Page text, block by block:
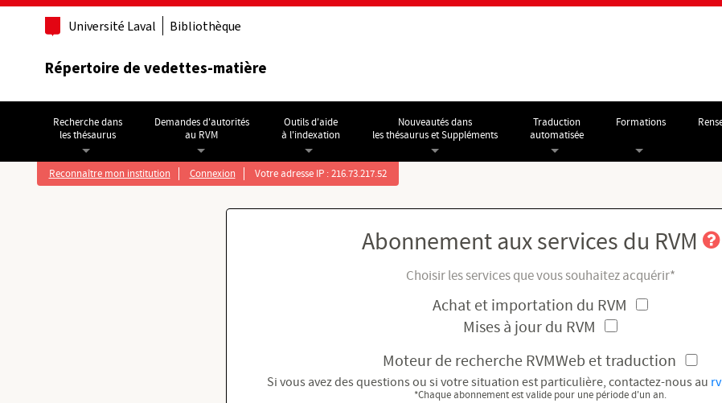
Aller au contenu principal
Université Laval Bibliothèque
Répertoire de vedettes-matière
Recherche dans
les thésaurus
Demandes d'autorités
au RVM
Outils d'aide
à l'indexation
Nouveautés dans
les thésaurus et Suppléments
Traduction
automatisée
Formations
Reconnaître mon institution Connexion Votre adresse IP : 216.73.217.52
Abonnement aux services du RVM
Choisir les services que vous souhaitez acquérir*
Achat et importation du RVM
Mises à jour du RVM
Moteur de recherche RVMWeb et traduction
Si vous avez des questions ou si votre situation est particulière, contactez-nous au
*Chaque abonnement est valide pour une période d'un an.